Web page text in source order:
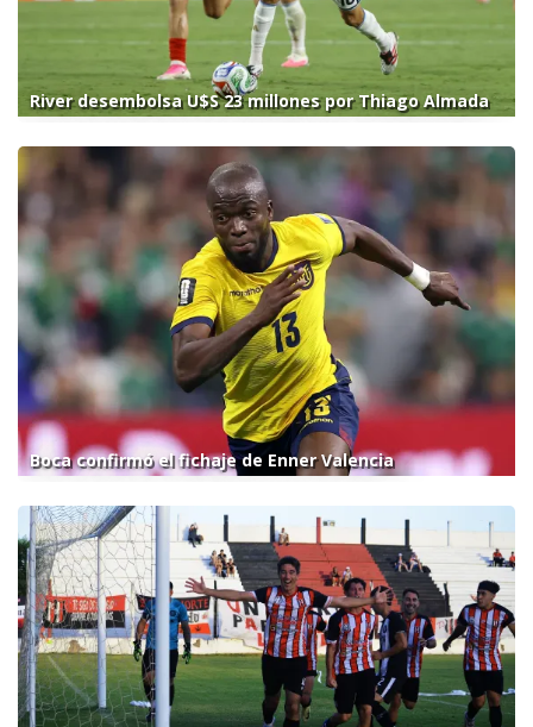
River desembolsa U$S 23 millones por Thiago Almada
Boca confirmó el fichaje de Enner Valencia